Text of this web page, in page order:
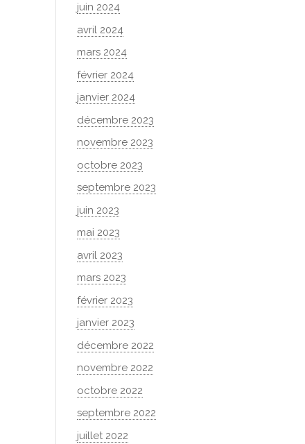
juin 2024
avril 2024
mars 2024
février 2024
janvier 2024
décembre 2023
novembre 2023
octobre 2023
septembre 2023
juin 2023
mai 2023
avril 2023
mars 2023
février 2023
janvier 2023
décembre 2022
novembre 2022
octobre 2022
septembre 2022
juillet 2022